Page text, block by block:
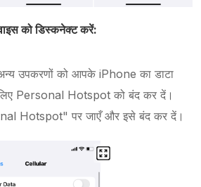
को डिस्कनेक्ट करें:
उपकरणों को आपके iPhone का डाटा
Personal Hotspot को बंद कर दें।
Hotspot" पर जाएँ और इसे बंद कर दें।